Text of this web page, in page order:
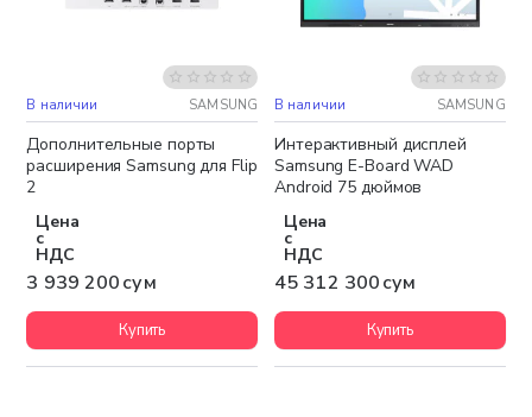
Бесплатная доставка
В наличии SAMSUNG
Дополнительные порты
расширения Samsung для Flip
2
Цена
с
НДС
3 939 200 сум
Купить
Бесплатная доставка
В наличии SAMSUNG
Интерактивный дисплей
Samsung E-Board WAD
Android 75 дюймов
Цена
с
НДС
45 312 300 сум
Купить